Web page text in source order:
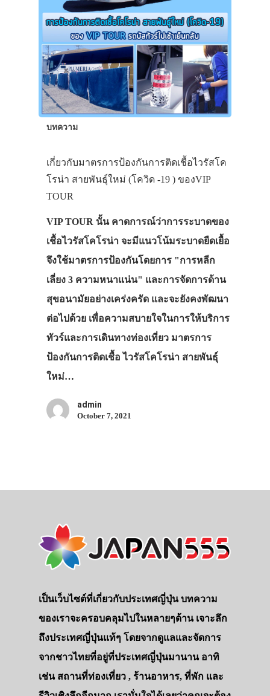
บทความ
เกี่ยวกับมาตรการป้องกันการติดเชื้อไวรัสโค
โรน่า สายพันธุ์ใหม่ (โควิด -19 ) ของVIP
TOUR
VIP TOUR นั้น คาดการณ์ว่าการระบาดของ
เชื้อไวรัสโคโรน่า จะมีแนวโน้มระบาดยืดเยื้อ
จึงใช้มาตรการป้องกันโดยการ "การหลีก
เลี่ยง 3 ความหนาแน่น" และการจัดการด้าน
สุขอนามัยอย่างเคร่งครัด และจะยังคงพัฒนา
ต่อไปด้วย เพื่อความสบายใจในการให้บริการ
ทัวร์และการเดินทางท่องเที่ยว มาตรการ
ป้องกันการติดเชื้อ ไวรัสโคโรน่า สายพันธุ์
ใหม่…
admin
October 7, 2021
เป็นเว็บไซต์ที่เกี่ยวกับประเทศญี่ปุ่น บทความ
ของเราจะครอบคลุมไปในหลายๆด้าน เจาะลึก
ถึงประเทศญี่ปุ่นแท้ๆ โดยจากดูแลและจัดการ
จากชาวไทยที่อยู่ที่ประเทศญี่ปุ่นมานาน อาทิ
เช่น สถานที่ท่องเที่ยว , ร้านอาหาร, ที่พัก และ
เที่ยวญี่ปุ่นด้ว
เอง
รถบัส
เดินทาง
ทัวร์
ที่พัก
สาระน่ารู้